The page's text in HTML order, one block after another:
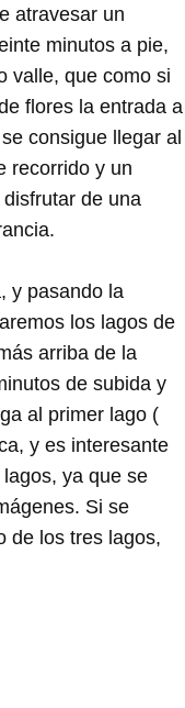
atravesar un
minutos a pie,
valle, que como si
flores la entrada a
consigue llegar al
recorrido y un
de una
y pasando la
los lagos de
arriba de la
de subida y
al primer lago (
y es interesante
ya que se
Si se
de los tres lagos,